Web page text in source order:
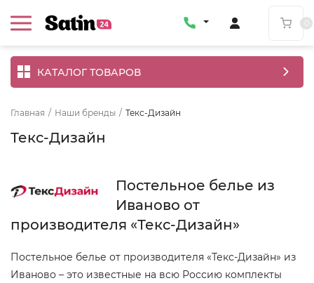
КАТАЛОГ ТОВАРОВ
Главная / Наши бренды / Текс-Дизайн
Текс-Дизайн
Постельное белье из
Иваново от
производителя «Текс-Дизайн»
Постельное белье от производителя «Текс-Дизайн» из
Иваново – это известные на всю Россию комплекты